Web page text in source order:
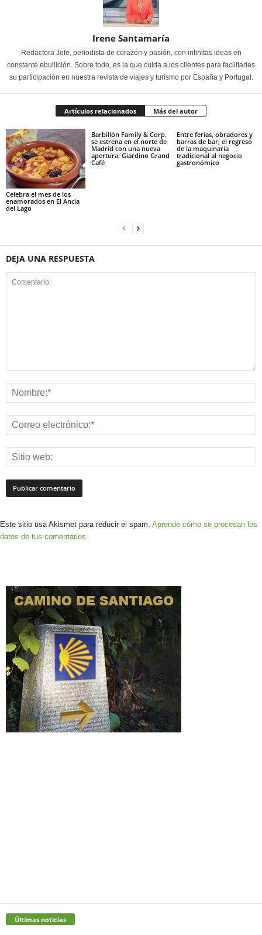
Irene Santamaría
Redactora Jefe, periodista de corazón y pasión, con infinitas ideas en
constante ebullición. Sobre todo, es la que cuida a los clientes para facilitarles
su participación en nuestra revista de viajes y turismo por España y Portugal.
Artículos relacionados Más del autor
Celebra el mes de los
enamorados en El Ancla
del Lago
Barbillón Family & Corp.
se estrena en el norte de
Madrid con una nueva
apertura: Giardino Grand
Café
Entre ferias, obradores y
barras de bar, el regreso
de la maquinaria
tradicional al negocio
gastronómico
DEJA UNA RESPUESTA
Este sitio usa Akismet para reducir el spam. Aprende cómo se procesan los
datos de tus comentarios.
Últimas noticias